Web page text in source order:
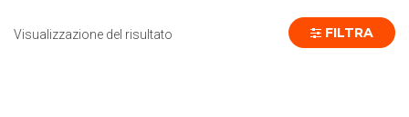
Visualizzazione del risultato FILTRA